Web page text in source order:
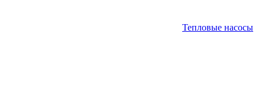
Тепловые насосы